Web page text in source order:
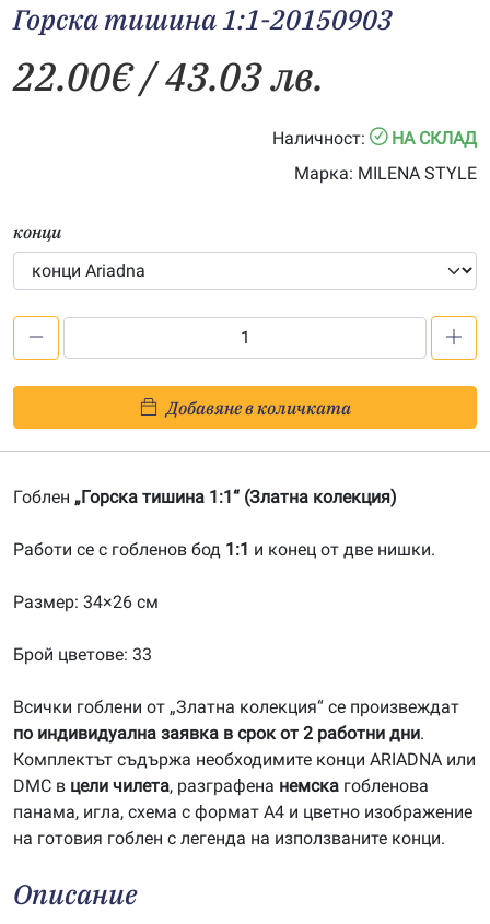
Горска тишина 1:1-20150903
22.00€/ 43.03 лв.
Наличност:
НА СКЛАД
Марка: MILENA STYLE
конци
тишина
1:1-
Добавяне в количката
Гоблен „Горска тишина 1:1“ (Златна колекция)
Работи се с гобленов бод 1:1 и конец от две нишки.
Размер: 34×26 см
Брой цветове: 33
Всички гоблени от „Златна колекция“ се произвеждат
по индивидуална заявка в срок от 2 работни дни.
Комплектът съдържа необходимите конци ARIADNA или
DMC в цели чилета, разграфена немска гобленова
панама, игла, схема с формат А4 и цветно изображение
на готовия гоблен с легенда на използваните конци.
Описание